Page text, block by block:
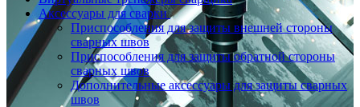
Аксессуары для сварки
Приспособления для защиты внешней стороны
сварных швов
Приспособления для защиты обратной стороны
сварных швов
Дополнительные аксессуары для защиты сварных
швов